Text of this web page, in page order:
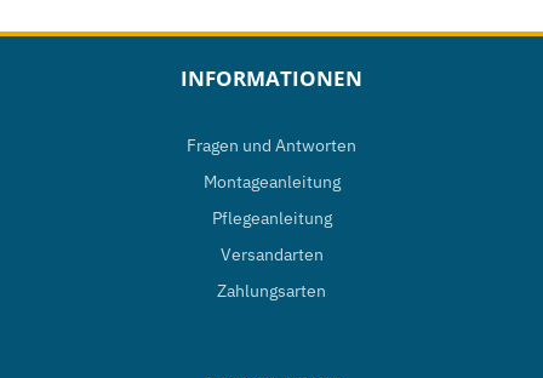
INFORMATIONEN
Fragen und Antworten
Montageanleitung
Pflegeanleitung
Versandarten
Zahlungsarten